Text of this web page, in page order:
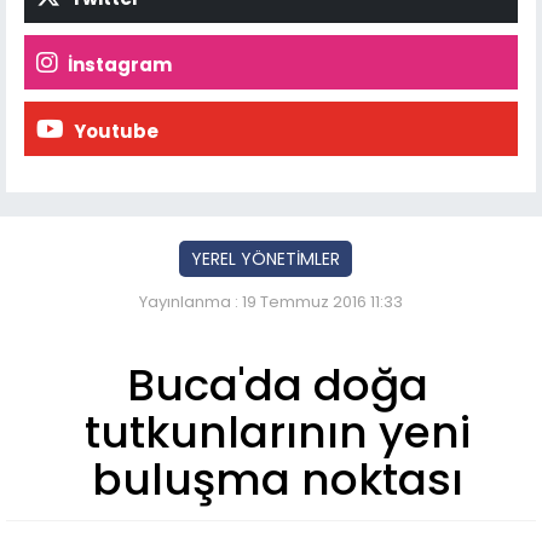
İnstagram
Youtube
YEREL YÖNETİMLER
Yayınlanma : 19 Temmuz 2016 11:33
Buca'da doğa
tutkunlarının yeni
buluşma noktası